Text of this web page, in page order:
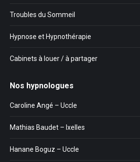
Troubles du Sommeil
Hypnose et Hypnothérapie
Cabinets à louer / à partager
Nos hypnologues
Caroline Angé – Uccle
Mathias Baudet – Ixelles
Hanane Boguz – Uccle